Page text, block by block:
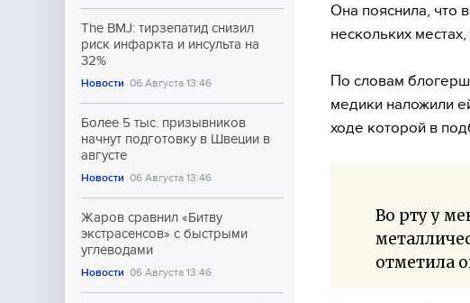
The BMJ: тирзепатид снизил
риск инфаркта и инсульта на
32%
Новости 06 Августа 13:46
Более 5 тыс. призывников
начнут подготовку в Швеции в
августе
Новости 06 Августа 13:46
Жаров сравнил «Битву
экстрасенсов» с быстрыми
углеводами
Новости 06 Августа 13:46
Она пояснила, что
нескольких
По словам
медики наложили
ходе которой в
Во рту у
отметила